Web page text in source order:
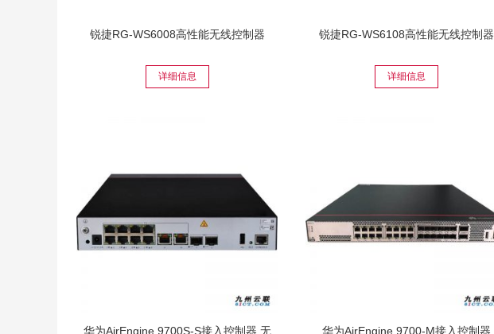
锐捷RG-WS6008高性能无线控制器
详细信息
锐捷RG-WS6108高性能无线控制器
详细信息
华为AirEngine 9700S-S接入控制器 无
华为AirEngine 9700-M接入控制器